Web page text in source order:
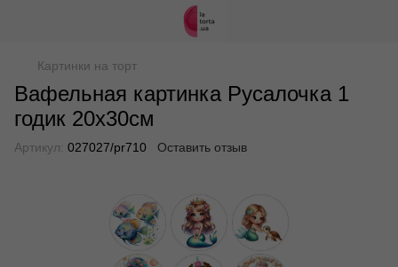
Картинки на торт
Вафельная картинка Русалочка 1
годик 20х30см
Артикул: 027027/pr710 Оставить отзыв